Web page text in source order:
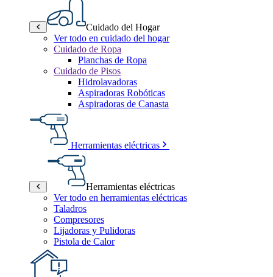
Cuidado del Hogar
Ver todo en cuidado del hogar
Cuidado de Ropa
Planchas de Ropa
Cuidado de Pisos
Hidrolavadoras
Aspiradoras Robóticas
Aspiradoras de Canasta
Herramientas eléctricas
Herramientas eléctricas
Ver todo en herramientas eléctricas
Taladros
Compresores
Lijadoras y Pulidoras
Pistola de Calor